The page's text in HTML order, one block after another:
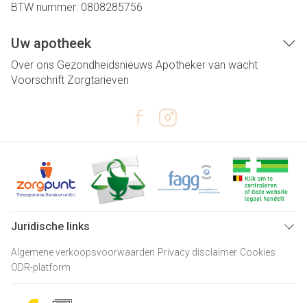
BTW nummer: 0808285756
Uw apotheek
Over ons Gezondheidsnieuws Apotheker van wacht
Voorschrift Zorgtarieven
Juridische links
Algemene verkoopsvoorwaarden Privacy disclaimer Cookies
ODR-platform